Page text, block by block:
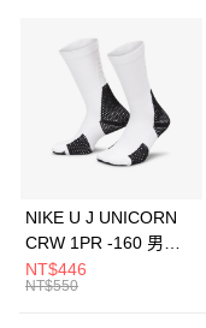
3 期 0 利率 每期
合作金庫商業銀行
華南商業銀行
上海商業儲蓄銀行
元大商業銀行
Apple Pay
全盈+PAY
AFTEE先享後付
NIKE U J UNICORN
CRW 1PR -160 男女
中統襪 FZ3393100
NT$446
NT$550